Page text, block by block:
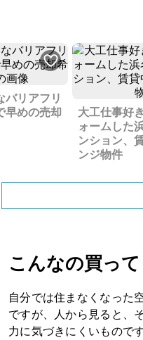
バリアフリ
早めの売却
大工仕事好
ォームした
ンション、
ンジ物件
こんなの買っ
自分では住まなくなった
ですが、人から見ると、
力に気づきにくいもので